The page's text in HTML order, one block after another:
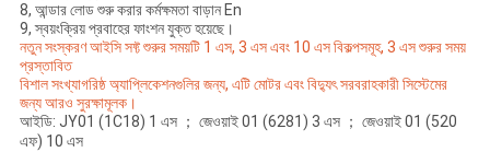
8, আন্ডার লোড শুরু করার কর্মক্ষমতা বাড়ান En
9, স্বয়ংক্রিয় প্রবাহের ফাংশন যুক্ত হয়েছে।
নতুন সংস্করণ আইসি সফ্ট শুরুর সময়টি 1 এস, 3 এস এবং 10 এস বিকল্পসমূহ, 3 এস শুরুর সময়
প্রস্তাবিত
বিশাল সংখ্যাগরিষ্ঠ অ্যাপ্লিকেশনগুলির জন্য, এটি মোটর এবং বিদ্যুৎ সরবরাহকারী সিস্টেমের
জন্য আরও সুরক্ষামূলক।
আইডি: JY01 (1C18) 1 এস ； জেওয়াই 01 (6281) 3 এস ； জেওয়াই 01 (520
এফ) 10 এস